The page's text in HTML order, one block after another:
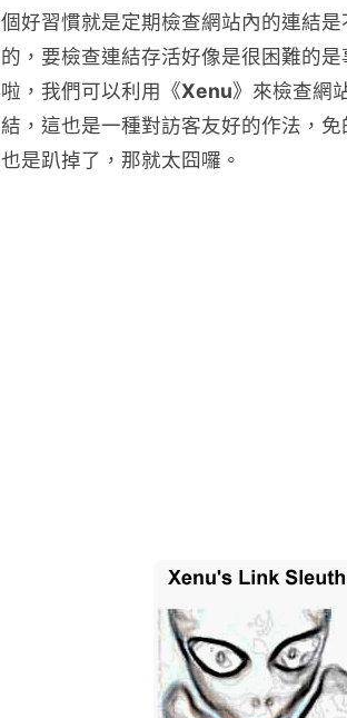
個好習慣就是定期檢查網站內的連結
的，要檢查連結存活好像是很困難的
啦，我們可以利用《Xenu》來檢查網
結，這也是一種對訪客友好的作法，
也是趴掉了，那就太囧囉。